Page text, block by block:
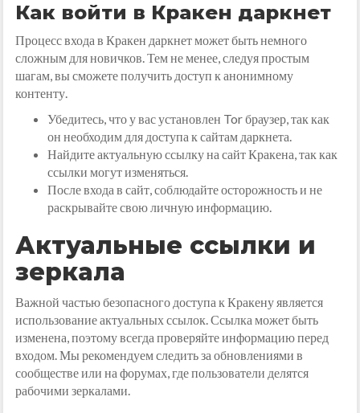
Как войти в Кракен даркнет
Процесс входа в Кракен даркнет может быть немного
сложным для новичков. Тем не менее, следуя простым
шагам, вы сможете получить доступ к анонимному
контенту.
Убедитесь, что у вас установлен Tor браузер, так как
он необходим для доступа к сайтам даркнета.
Найдите актуальную ссылку на сайт Кракена, так как
ссылки могут изменяться.
После входа в сайт, соблюдайте осторожность и не
раскрывайте свою личную информацию.
Актуальные ссылки и
зеркала
Важной частью безопасного доступа к Кракену является
использование актуальных ссылок. Ссылка может быть
изменена, поэтому всегда проверяйте информацию перед
входом. Мы рекомендуем следить за обновлениями в
сообществе или на форумах, где пользователи делятся
рабочими зеркалами.